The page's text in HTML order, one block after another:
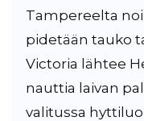
Tampereelta
pidetään tauko
Victoria lähtee
nauttia laivan
valitussa